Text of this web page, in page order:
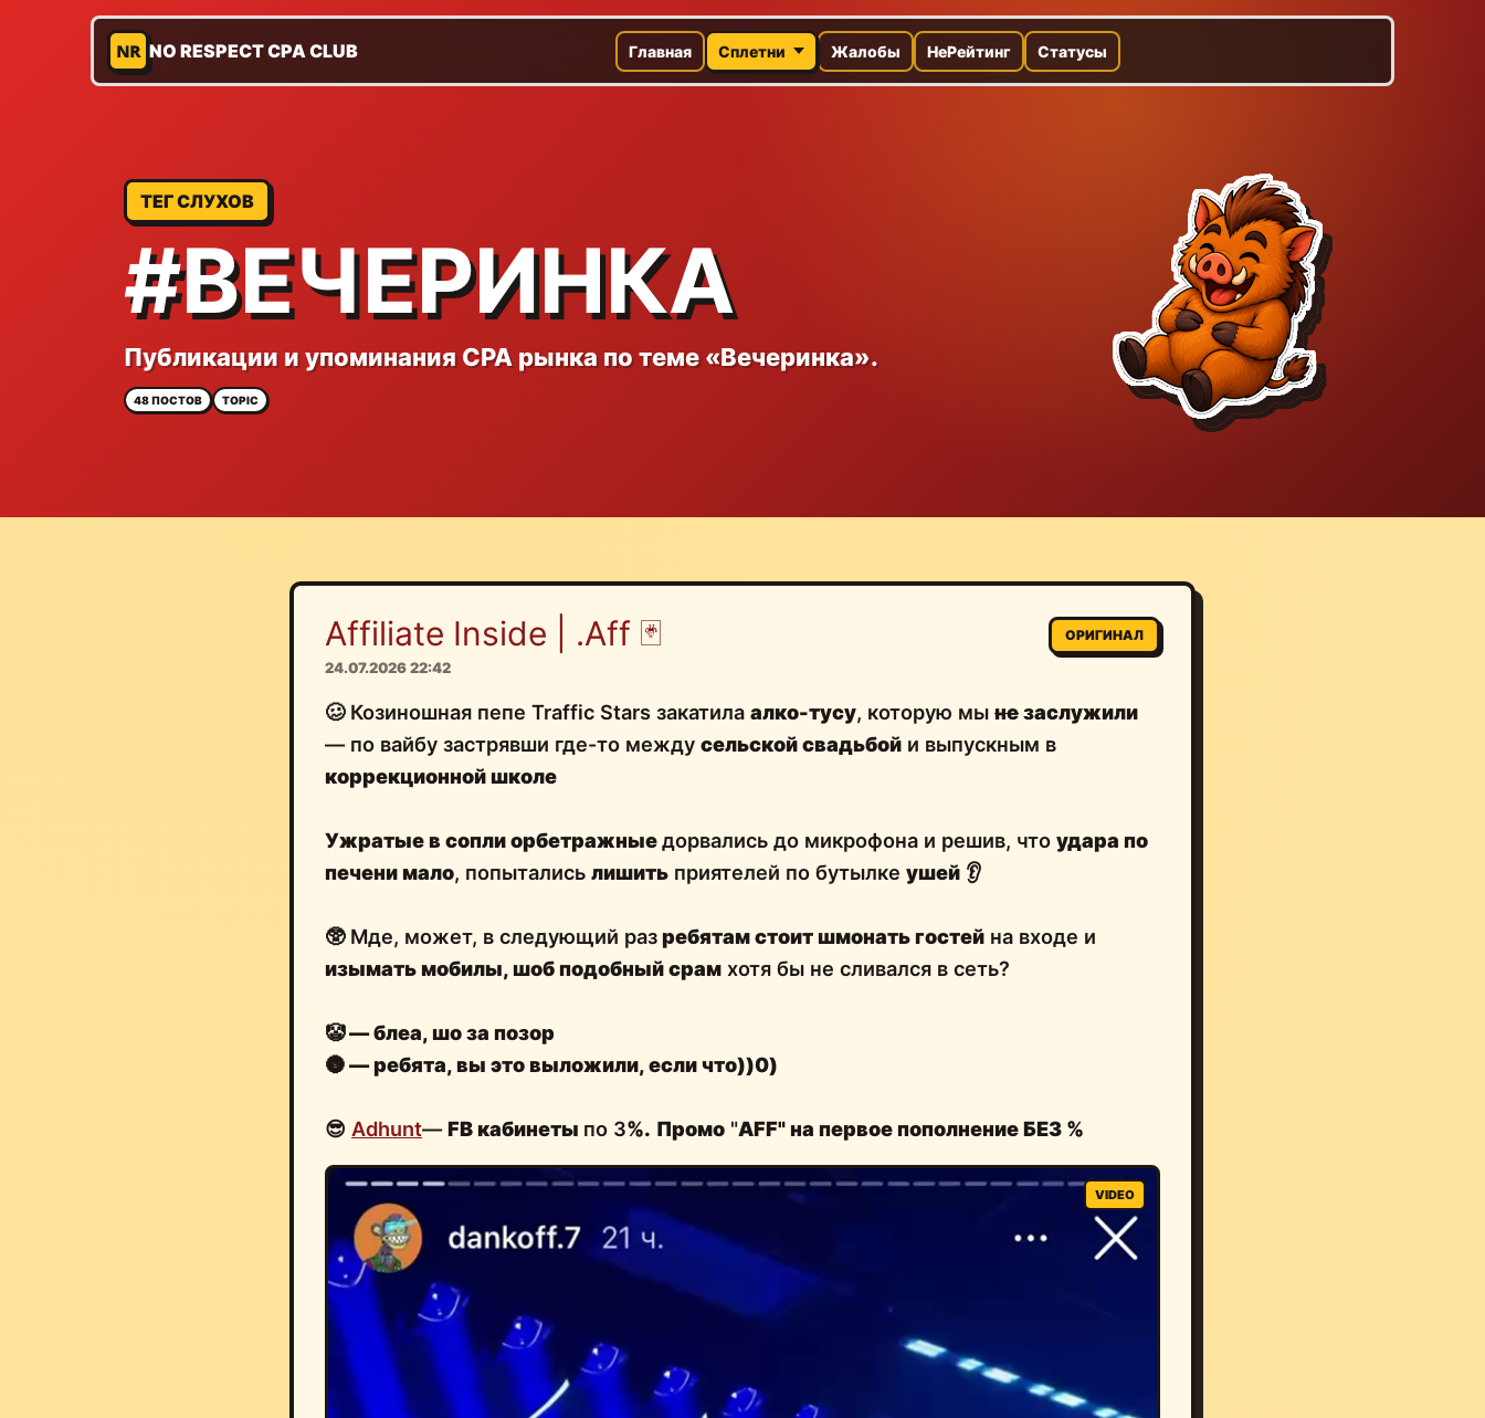
NR NO RESPECT CPA CLUB Главная Сплетни Жалобы НеРейтинг Статусы
ТЕГ СЛУХОВ
#ВЕЧЕРИНКА
Публикации и упоминания CPA рынка по теме «Вечеринка».
48 ПОСТОВ TOPIC
Affiliate Inside | .Aff 🃏
24.07.2026 22:42
ОРИГИНАЛ
🥴 Козиношная пепе Traffic Stars закатила алко-тусу, которую мы незаслужили
— по вайбу застрявши где-то между сельской свадьбой и выпускным в
коррекционной школе
Ужратые в сопли орбетражныедорвались до микрофона и решив, что удара по
печени мало, попытались лишить приятелей по бутылке ушей 👂
🥸 Мде, может, в следующий разребятам стоит шмонать гостей на входе и
изымать мобилы, шоб подобный срам хотя бы не сливался в сеть?
🤡— блеа, шо за позор
🌚— ребята, вы это выложили, если что))0)
😎 Adhunt—FB кабинеты по 3%. Промо "AFF" на первое пополнение БЕЗ %